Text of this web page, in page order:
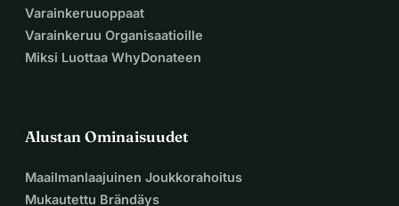
Varainkeruuoppaat
Varainkeruu Organisaatioille
Miksi Luottaa WhyDonateen
Alustan Ominaisuudet
Maailmanlaajuinen Joukkorahoitus
Mukautettu Brändäys